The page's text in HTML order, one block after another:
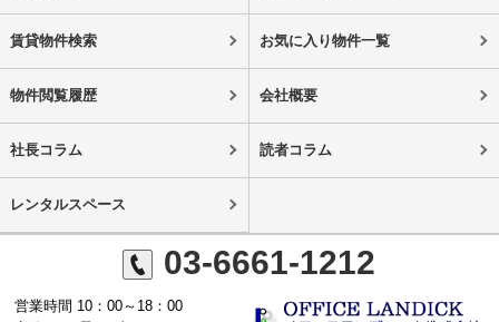
賃貸物件検索 お気に入り物件一覧
物件閲覧履歴 会社概要
社長コラム 読者コラム
レンタルスペース
03-6661-1212
営業時間 10：00～18：00